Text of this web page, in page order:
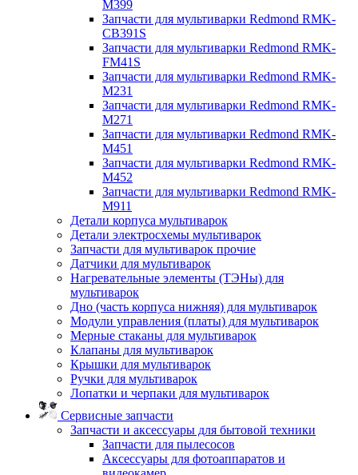
M399
Запчасти для мультиварки Redmond RMK-
CB391S
Запчасти для мультиварки Redmond RMK-
FM41S
Запчасти для мультиварки Redmond RMK-
M231
Запчасти для мультиварки Redmond RMK-
M271
Запчасти для мультиварки Redmond RMK-
M451
Запчасти для мультиварки Redmond RMK-
M452
Запчасти для мультиварки Redmond RMK-
M911
Детали корпуса мультиварок
Детали электросхемы мультиварок
Запчасти для мультиварок прочие
Датчики для мультиварок
Нагревательные элементы (ТЭНы) для
мультиварок
Дно (часть корпуса нижняя) для мультиварок
Модули управления (платы) для мультиварок
Мерные стаканы для мультиварок
Клапаны для мультиварок
Крышки для мультиварок
Ручки для мультиварок
Лопатки и черпаки для мультиварок
Сервисные запчасти
Запчасти и аксессуары для бытовой техники
Запчасти для пылесосов
Аксессуары для фотоаппаратов и